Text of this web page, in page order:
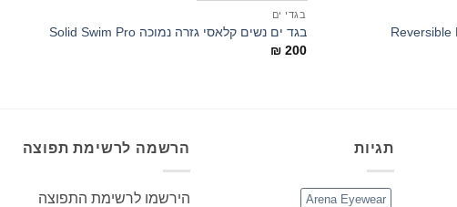
בגדי ים
בגד ים נשים קלאסי גזרה נמוכה Solid Swim Pro
₪200
תגיות
Arena Eyewear
הרשמה לרשימת תפוצה
הירשמו לרשימת התפוצה